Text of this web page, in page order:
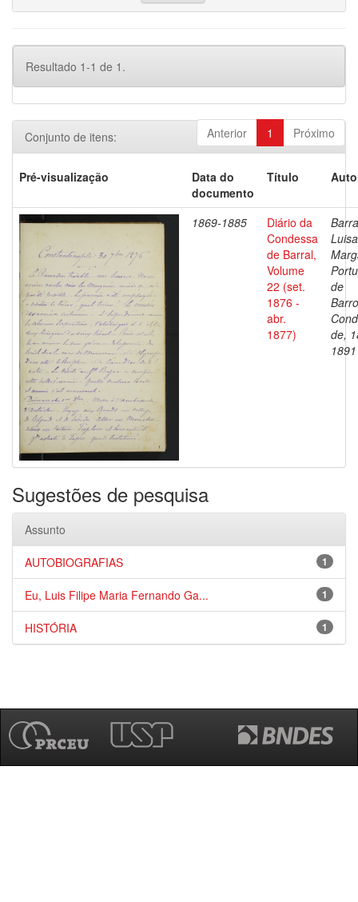
Resultado 1-1 de 1.
Anterior 1 Próximo
Conjunto de itens:
Pré-visualização
Data do
documento
Título
1869-1885
Diário da
Condessa
de Barral,
Volume
22 (set.
1876 -
abr.
1877)
Luisa
de
de,
1891
Sugestões de pesquisa
Assunto
1
AUTOBIOGRAFIAS
1
Eu, Luis Filipe Maria Fernando Ga...
1
HISTÓRIA